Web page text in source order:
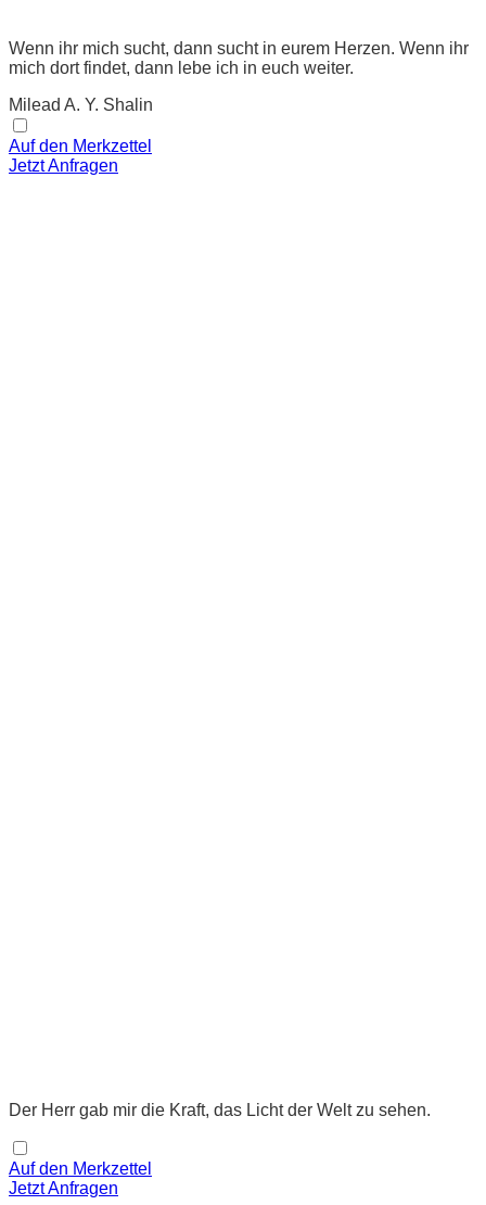
Wenn ihr mich sucht, dann sucht in eurem Herzen. Wenn ihr
mich dort findet, dann lebe ich in euch weiter.
Milead A. Y. Shalin
Auf den Merkzettel
Jetzt Anfragen
Der Herr gab mir die Kraft, das Licht der Welt zu sehen.
Auf den Merkzettel
Jetzt Anfragen